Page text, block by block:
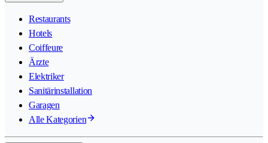
Restaurants
Hotels
Coiffeure
Ärzte
Elektriker
Sanitärinstallation
Garagen
Alle Kategorien